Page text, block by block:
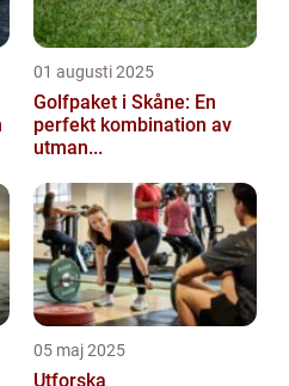
01 augusti 2025
Golfpaket i Skåne: En
perfekt kombination av
utman...
05 maj 2025
Utforska